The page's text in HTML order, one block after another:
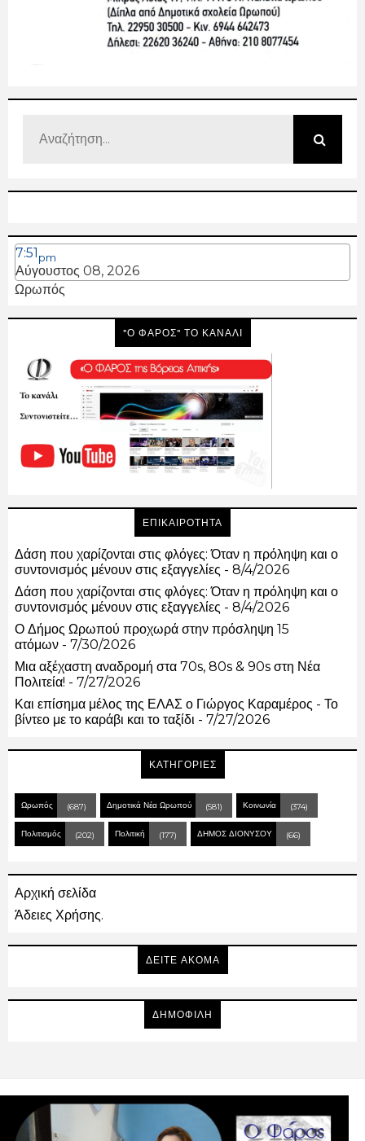
7:51pm
Αύγουστος 08, 2026
Ωρωπός
"Ο ΦΑΡΟΣ" ΤΟ ΚΑΝΑΛΙ
ΕΠΙΚΑΙΡΟΤΗΤΑ
Δάση που χαρίζονται στις φλόγες: Όταν η πρόληψη και ο
συντονισμός μένουν στις εξαγγελίες - 8/4/2026
Δάση που χαρίζονται στις φλόγες: Όταν η πρόληψη και ο
συντονισμός μένουν στις εξαγγελίες - 8/4/2026
Ο Δήμος Ωρωπού προχωρά στην πρόσληψη 15
ατόμων - 7/30/2026
Μια αξέχαστη αναδρομή στα 70s, 80s & 90s στη Νέα
Πολιτεία! - 7/27/2026
Και επίσημα μέλος της ΕΛΑΣ ο Γιώργος Καραμέρος - Το
βίντεο με το καράβι και το ταξίδι - 7/27/2026
ΚΑΤΗΓΟΡΙΕΣ
Ωρωπός (687) Δημοτικά Νέα Ωρωπού (581) Κοινωνία (374)
Πολιτισμός (202) Πολιτική (177) ΔΗΜΟΣ ΔΙΟΝΥΣΟΥ (66)
Αρχική σελίδα
Άδειες Χρήσης.
ΔΕΙΤΕ ΑΚΟΜΑ
ΔΗΜΟΦΙΛΗ